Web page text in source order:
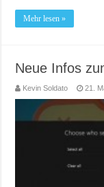
Mehr lesen »
Neue Infos
Kevin Soldato 21.